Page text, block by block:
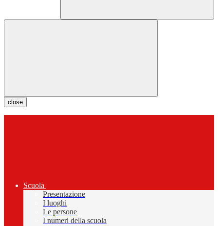
close
Scuola
Presentazione
I luoghi
Le persone
I numeri della scuola